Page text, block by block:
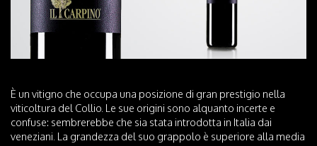
È un vitigno che occupa una posizione di gran prestigio nella
viticoltura del Collio. Le sue origini sono alquanto incerte e
confuse: sembrerebbe che sia stata introdotta in Italia dai
veneziani. La grandezza del suo grappolo è superiore alla media